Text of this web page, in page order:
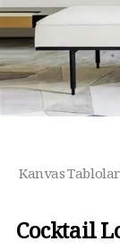
Kanvas Tablolar
Cocktail